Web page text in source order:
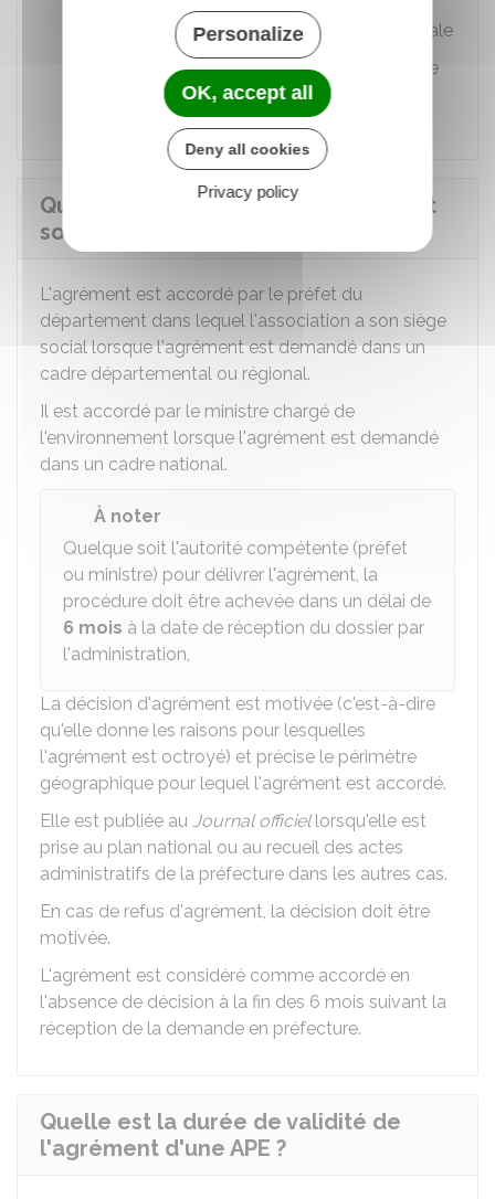
ont à se prononcer en assemblée générale
Conditions de déroulement des votes de
l'assemblée générale.
Qui accorde l'agrément à une APE et
sous quel délai ?
L'agrément est accordé par le préfet du
département dans lequel l'association a son siège
social lorsque l'agrément est demandé dans un
cadre départemental ou régional.
Il est accordé par le ministre chargé de
l'environnement lorsque l'agrément est demandé
dans un cadre national.
À noter
Quelque soit l'autorité compétente (préfet
ou ministre) pour délivrer l'agrément, la
procédure doit être achevée dans un délai de
6 mois à la date de réception du dossier par
l'administration,
La décision d'agrément est motivée (c'est-à-dire
qu'elle donne les raisons pour lesquelles
l'agrément est octroyé) et précise le périmètre
géographique pour lequel l'agrément est accordé.
Elle est publiée au Journal officiellorsqu'elle est
prise au plan national ou au recueil des actes
administratifs de la préfecture dans les autres cas.
En cas de refus d'agrément, la décision doit être
motivée.
L'agrément est considéré comme accordé en
l'absence de décision à la fin des 6 mois suivant la
réception de la demande en préfecture.
Quelle est la durée de validité de
l'agrément d'une APE ?
Personalize
OK, accept all
Deny all cookies
Privacy policy